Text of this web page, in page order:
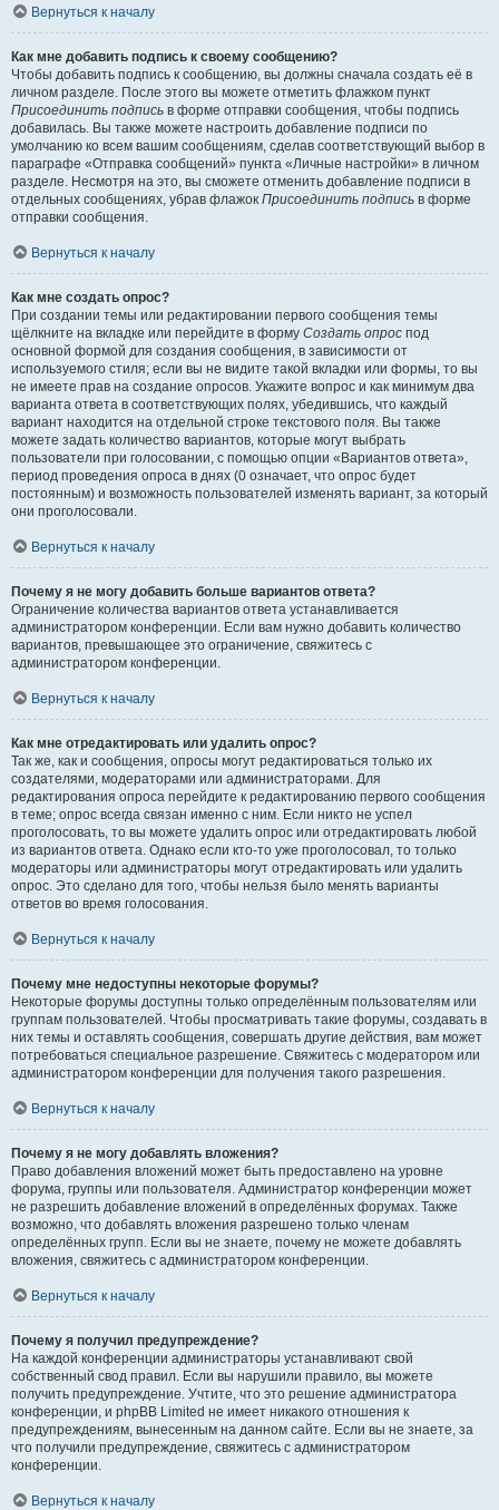
Вернуться к началу
Как мне добавить подпись к своему сообщению?
Чтобы добавить подпись к сообщению, вы должны сначала создать её в
личном разделе. После этого вы можете отметить флажком пункт
Присоединить подпись в форме отправки сообщения, чтобы подпись
добавилась. Вы также можете настроить добавление подписи по
умолчанию ко всем вашим сообщениям, сделав соответствующий выбор в
параграфе «Отправка сообщений» пункта «Личные настройки» в личном
разделе. Несмотря на это, вы сможете отменить добавление подписи в
отдельных сообщениях, убрав флажок Присоединить подпись в форме
отправки сообщения.
Вернуться к началу
Как мне создать опрос?
При создании темы или редактировании первого сообщения темы
щёлкните на вкладке или перейдите в форму Создать опрос под
основной формой для создания сообщения, в зависимости от
используемого стиля; если вы не видите такой вкладки или формы, то вы
не имеете прав на создание опросов. Укажите вопрос и как минимум два
варианта ответа в соответствующих полях, убедившись, что каждый
вариант находится на отдельной строке текстового поля. Вы также
можете задать количество вариантов, которые могут выбрать
пользователи при голосовании, с помощью опции «Вариантов ответа»,
период проведения опроса в днях (0 означает, что опрос будет
постоянным) и возможность пользователей изменять вариант, за который
они проголосовали.
Вернуться к началу
Почему я не могу добавить больше вариантов ответа?
Ограничение количества вариантов ответа устанавливается
администратором конференции. Если вам нужно добавить количество
вариантов, превышающее это ограничение, свяжитесь с
администратором конференции.
Вернуться к началу
Как мне отредактировать или удалить опрос?
Так же, как и сообщения, опросы могут редактироваться только их
создателями, модераторами или администраторами. Для
редактирования опроса перейдите к редактированию первого сообщения
в теме; опрос всегда связан именно с ним. Если никто не успел
проголосовать, то вы можете удалить опрос или отредактировать любой
из вариантов ответа. Однако если кто-то уже проголосовал, то только
модераторы или администраторы могут отредактировать или удалить
опрос. Это сделано для того, чтобы нельзя было менять варианты
ответов во время голосования.
Вернуться к началу
Почему мне недоступны некоторые форумы?
Некоторые форумы доступны только определённым пользователям или
группам пользователей. Чтобы просматривать такие форумы, создавать в
них темы и оставлять сообщения, совершать другие действия, вам может
потребоваться специальное разрешение. Свяжитесь с модератором или
администратором конференции для получения такого разрешения.
Вернуться к началу
Почему я не могу добавлять вложения?
Право добавления вложений может быть предоставлено на уровне
форума, группы или пользователя. Администратор конференции может
не разрешить добавление вложений в определённых форумах. Также
возможно, что добавлять вложения разрешено только членам
определённых групп. Если вы не знаете, почему не можете добавлять
вложения, свяжитесь с администратором конференции.
Вернуться к началу
Почему я получил предупреждение?
На каждой конференции администраторы устанавливают свой
собственный свод правил. Если вы нарушили правило, вы можете
получить предупреждение. Учтите, что это решение администратора
конференции, и phpBB Limited не имеет никакого отношения к
предупреждениям, вынесенным на данном сайте. Если вы не знаете, за
что получили предупреждение, свяжитесь с администратором
конференции.
Вернуться к началу